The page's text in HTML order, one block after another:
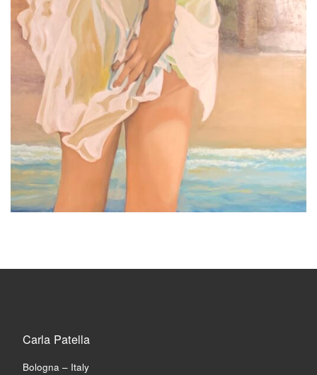
Carla Patella
Bologna – Italy